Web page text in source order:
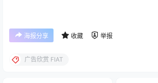
海报分享 收藏 举报
广告欣赏 FIAT